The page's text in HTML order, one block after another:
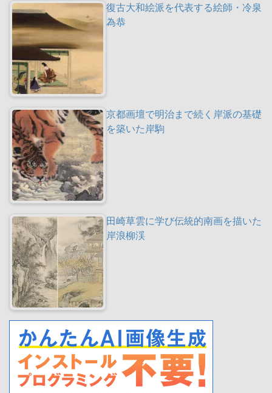
復古大和絵派を代表する絵師・冷泉
為恭
京都画壇で明治まで続く岸派の基礎
を築いた岸駒
田崎草雲に学び伝統的南画を描いた
岸浪柳渓